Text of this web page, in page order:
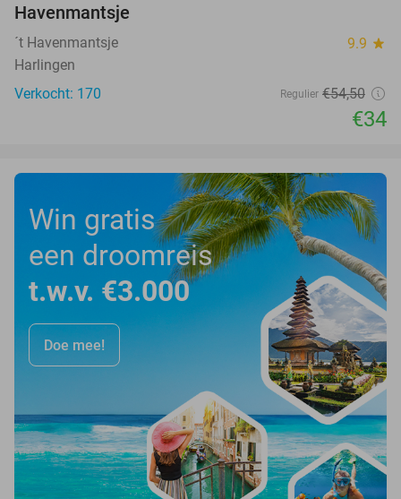
Havenmantsje
´t Havenmantsje 9.9 star
Harlingen
Verkocht: 170
Regulier €54,50
€34
Win gratis
een droomreis
t.w.v. €3.000
Doe mee!